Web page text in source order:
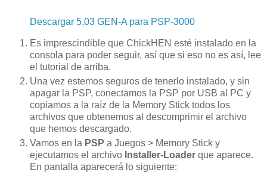
Descargar 5.03 GEN-A para PSP-3000
Es imprescindible que ChickHEN esté instalado en la
consola para poder seguir, así que si eso no es así, lee
el tutorial de arriba.
Una vez estemos seguros de tenerlo instalado, y sin
apagar la PSP, conectamos la PSP por USB al PC y
copiamos a la raíz de la Memory Stick todos los
archivos que obtenemos al descomprimir el archivo
que hemos descargado.
Vamos en la PSP a Juegos > Memory Stick y
ejecutamos el archivo Installer-Loader que aparece.
En pantalla aparecerá lo siguiente: